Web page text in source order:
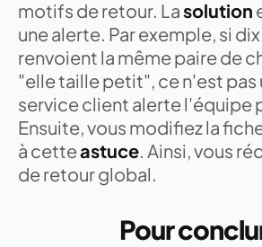
motifs de retour. Lasolution
une alerte. Par exemple, si
renvoient la même paire de
"elle taille petit", ce n'est pas
service client alerte l'équipe
Ensuite, vous modifiez la
à cetteastuce. Ainsi, vous
de retour global.
Pour